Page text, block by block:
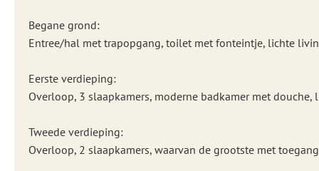
Begane grond:
Entree/hal met trapopgang, toilet met fonteintje, lichte
Eerste verdieping:
Overloop, 3 slaapkamers, moderne badkamer met
Tweede verdieping:
Overloop, 2 slaapkamers, waarvan de grootste met